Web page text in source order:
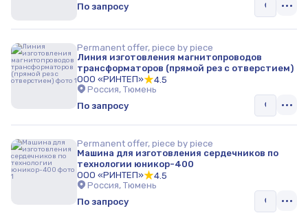
Фрикционные изделия
Вентиляционное оборудование
Насосное оборудование
Вторичная переработка
Контейнеры
Весовое оборудование
По запросу
Permanent offer, piece by piece
Линия изготовления магнитопроводов
трансформаторов (прямой рез с отверстием)
ООО «РИНТЕП»
4.5
Россия, Тюмень
По запросу
Permanent offer, piece by piece
Машина для изготовления сердечников по
технологии юникор-400
ООО «РИНТЕП»
4.5
Россия, Тюмень
По запросу